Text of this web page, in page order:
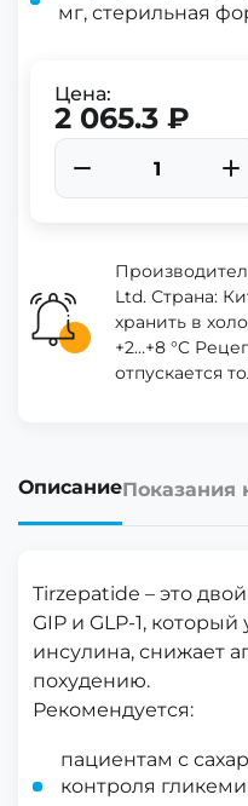
мг, стерильная
Цена:
2 065.3 ₽
Ltd. Страна:
хранить в
+2…+8 °C
отпускается
ОписаниеПоказания
Tirzepatide – это
GIP и GLP-1,
инсулина, снижает
похудению.
Рекомендуется:
пациентам с
контроля